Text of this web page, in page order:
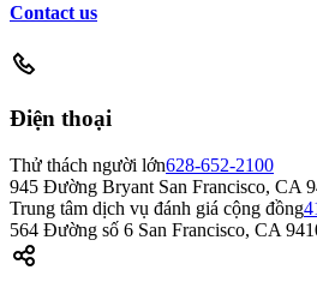
Contact us
Điện thoại
Thử thách người lớn628-652-2100
945 Đường Bryant San Francisco, CA
Trung tâm dịch vụ đánh giá cộng đồng
564 Đường số 6 San Francisco, CA